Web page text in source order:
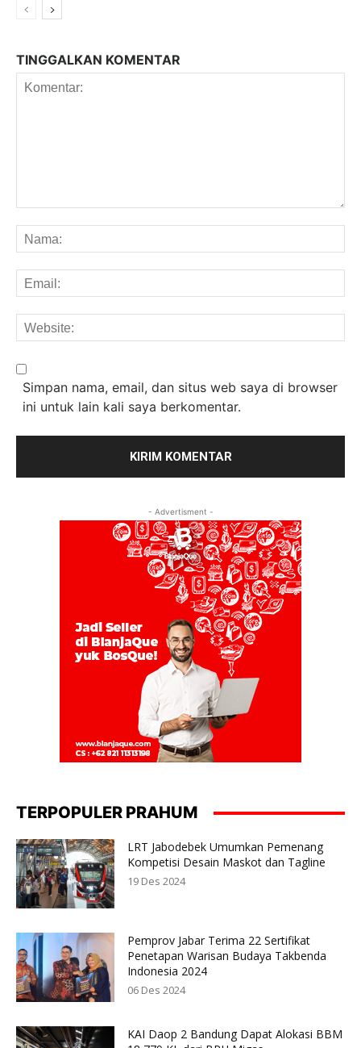
TINGGALKAN KOMENTAR
Simpan nama, email, dan situs web saya di browser
ini untuk lain kali saya berkomentar.
- Advertisment -
TERPOPULER PRAHUM
LRT Jabodebek Umumkan Pemenang
Kompetisi Desain Maskot dan Tagline
19 Des 2024
Pemprov Jabar Terima 22 Sertifikat
Penetapan Warisan Budaya Takbenda
Indonesia 2024
06 Des 2024
KAI Daop 2 Bandung Dapat Alokasi BBM